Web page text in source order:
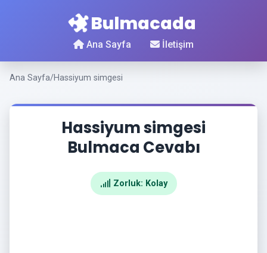
Bulmacada
Ana Sayfa İletişim
Ana Sayfa/Hassiyum simgesi
Hassiyum simgesi
Bulmaca Cevabı
Zorluk: Kolay